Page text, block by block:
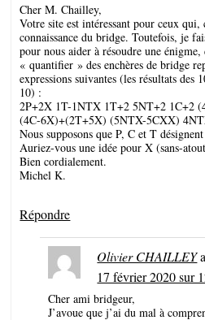
Cher M. Chailley,
Votre site est intéressant pour ceux qui,
connaissance du bridge. Toutefois, je
pour nous aider à résoudre une
« quantifier » des enchères de bridge
expressions suivantes (les résultats des
10) :
2P+2X 1T-1NTX 1T+2 5NT+2 1C+2
(4C-6X)+(2T+5X) (5NTX-5CXX)
Nous supposons que P, C et T
Auriez-vous une idée pour X (sans-
Bien cordialement.
Michel K.
Répondre
Olivier CHAILLEY
17 février 2020 sur
Cher ami bridgeur,
J’avoue que j’ai du mal à